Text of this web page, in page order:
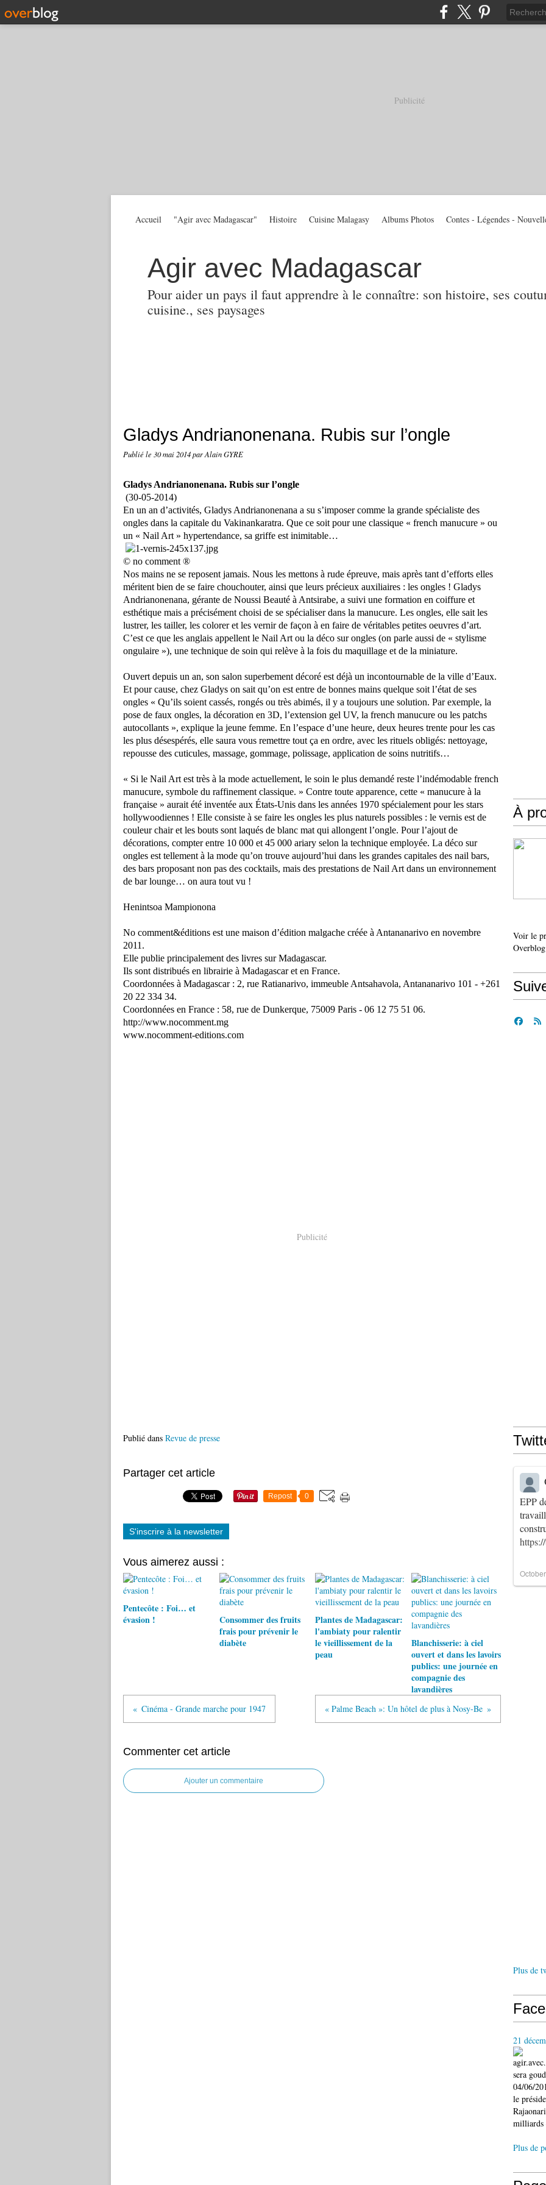
Publicité
Agir avec Madagascar
Pour aider un pays il faut apprendre à le connaître: son histoire, ses
cuisine., ses paysages
Accueil "Agir avec Madagascar" Histoire Cuisine Malagasy Albums Photos Contes - Légendes -
Gladys Andrianonenana. Rubis sur l’ongle
Publié le 30 mai 2014par Alain GYRE
Gladys Andrianonenana. Rubis sur l’ongle
(30-05-2014)
En un an d’activités, Gladys Andrianonenana a su s’imposer comme la grande spécialiste des
ongles dans la capitale du Vakinankaratra. Que ce soit pour une classique « french manucure » ou
un « Nail Art » hypertendance, sa griffe est inimitable…
© no comment ®
Nos mains ne se reposent jamais. Nous les mettons à rude épreuve, mais après tant d’efforts elles
méritent bien de se faire chouchouter, ainsi que leurs précieux auxiliaires : les ongles ! Gladys
Andrianonenana, gérante de Noussi Beauté à Antsirabe, a suivi une formation en coiffure et
esthétique mais a précisément choisi de se spécialiser dans la manucure. Les ongles, elle sait les
lustrer, les tailler, les colorer et les vernir de façon à en faire de véritables petites oeuvres d’art.
C’est ce que les anglais appellent le Nail Art ou la déco sur ongles (on parle aussi de « stylisme
ongulaire »), une technique de soin qui relève à la fois du maquillage et de la miniature.
Ouvert depuis un an, son salon superbement décoré est déjà un incontournable de la ville d’Eaux.
Et pour cause, chez Gladys on sait qu’on est entre de bonnes mains quelque soit l’état de ses
ongles « Qu’ils soient cassés, rongés ou très abimés, il y a toujours une solution. Par exemple, la
pose de faux ongles, la décoration en 3D, l’extension gel UV, la french manucure ou les patchs
autocollants », explique la jeune femme. En l’espace d’une heure, deux heures trente pour les cas
les plus désespérés, elle saura vous remettre tout ça en ordre, avec les rituels obligés: nettoyage,
repousse des cuticules, massage, gommage, polissage, application de soins nutritifs…
« Si le Nail Art est très à la mode actuellement, le soin le plus demandé reste l’indémodable french
manucure, symbole du raffinement classique. » Contre toute apparence, cette « manucure à la
française » aurait été inventée aux États-Unis dans les années 1970 spécialement pour les stars
hollywoodiennes ! Elle consiste à se faire les ongles les plus naturels possibles : le vernis est de
couleur chair et les bouts sont laqués de blanc mat qui allongent l’ongle. Pour l’ajout de
décorations, compter entre 10 000 et 45 000 ariary selon la technique employée. La déco sur
ongles est tellement à la mode qu’on trouve aujourd’hui dans les grandes capitales des nail bars,
des bars proposant non pas des cocktails, mais des prestations de Nail Art dans un environnement
de bar lounge… on aura tout vu !
Henintsoa Mampionona
No comment&éditions est une maison d’édition malgache créée à Antananarivo en novembre
2011.
Elle publie principalement des livres sur Madagascar.
Ils sont distribués en librairie à Madagascar et en France.
Coordonnées à Madagascar : 2, rue Ratianarivo, immeuble Antsahavola, Antananarivo 101 - +261
20 22 334 34.
Coordonnées en France : 58, rue de Dunkerque, 75009 Paris - 06 12 75 51 06.
http://www.nocomment.mg
www.nocomment-editions.com
Publicité
Publié dans Revue de presse
Partager cet article
Repost 0
S'inscrire à la newsletter
Vous aimerez aussi :
Pentecôte : Foi… et
évasion !
Consommer des fruits
frais pour prévenir le
diabète
Plantes de Madagascar:
l'ambiaty pour ralentir
le vieillissement de la
peau
Blanchisserie: à ciel
ouvert et dans les lavoirs
publics: une journée en
compagnie des
lavandières
Cinéma - Grande marche pour 1947 « Palme Beach »: Un hôtel de plus à Nosy-Be
Commenter cet article
Ajouter un commentaire
À
Voir le
Overblog
EPP
Plus de
21
sera
04/06/
le
milliards
Plus de